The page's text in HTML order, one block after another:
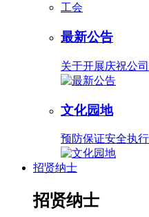
工会
最新公告
关于开展庆祝公
文化园地
预防保证安全执
招贤纳士
招贤纳士